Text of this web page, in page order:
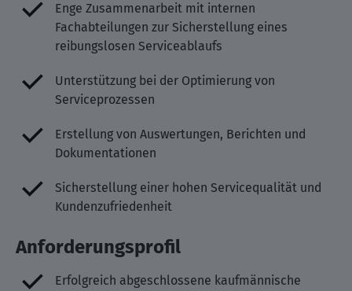
Enge Zusammenarbeit mit internen
Fachabteilungen zur Sicherstellung eines
reibungslosen Serviceablaufs
Unterstützung bei der Optimierung von
Serviceprozessen
Erstellung von Auswertungen, Berichten und
Dokumentationen
Sicherstellung einer hohen Servicequalität und
Kundenzufriedenheit
Anforderungsprofil
Erfolgreich abgeschlossene kaufmännische